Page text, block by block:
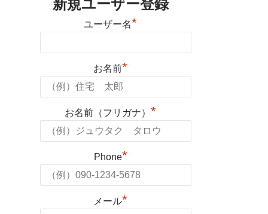
新規ユーザー登録
ユーザー名*
お名前*
お名前（フリガナ）*
Phone*
メール*